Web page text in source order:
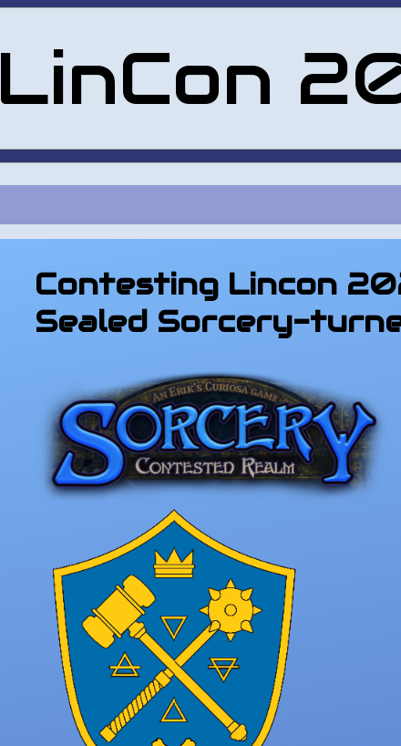
LinCon
Contesting Lincon
Sealed Sorcery-